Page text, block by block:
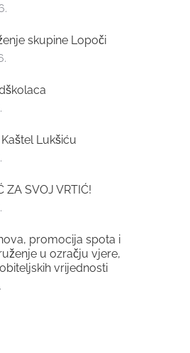
skupine Lopoči
Lukšiću
ZA SVOJ VRTIĆ!
promocija spota i
u ozračju vjere,
vrijednosti